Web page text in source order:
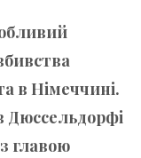
в Німеччині.
Дюссельдорфі
главою